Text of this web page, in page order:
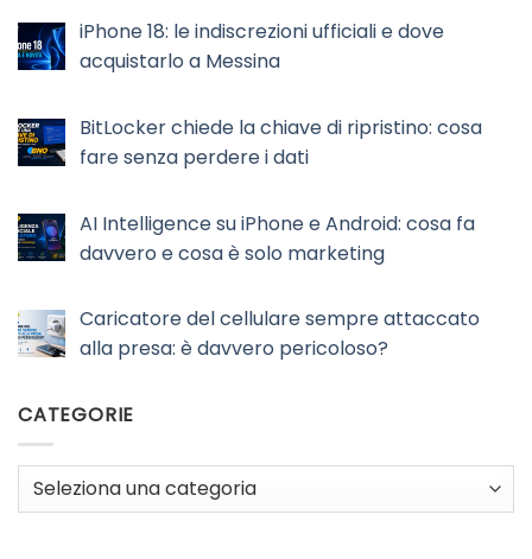
iPhone 18: le indiscrezioni ufficiali e dove
acquistarlo a Messina
BitLocker chiede la chiave di ripristino: cosa
fare senza perdere i dati
AI Intelligence su iPhone e Android: cosa fa
davvero e cosa è solo marketing
Caricatore del cellulare sempre attaccato
alla presa: è davvero pericoloso?
CATEGORIE
Categorie